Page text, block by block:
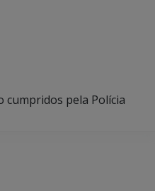
cumpridos pela Polícia